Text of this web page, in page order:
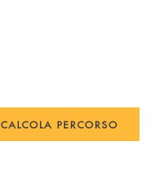
CALCOLA PERCORSO